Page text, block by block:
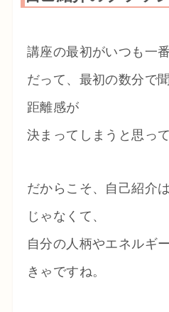
講座の最初がいつも一
だって、最初の数分で
距離感が
決まってしまうと思っ
だからこそ、自己紹介
じゃなくて、
自分の人柄やエネルギ
きゃですね。